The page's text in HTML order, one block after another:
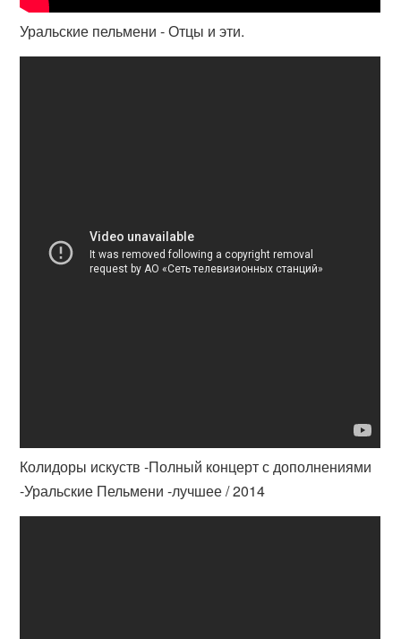
Уральские пельмени - Отцы и эти.
Колидоры искуств -Полный концерт с дополнениями
-Уральские Пельмени -лучшее / 2014